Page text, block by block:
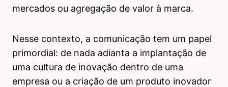
mercados ou agregação de valor à marca.
Nesse contexto, a comunicação tem um papel
primordial: de nada adianta a implantação de
uma cultura de inovação dentro de uma
empresa ou a criação de um produto inovador